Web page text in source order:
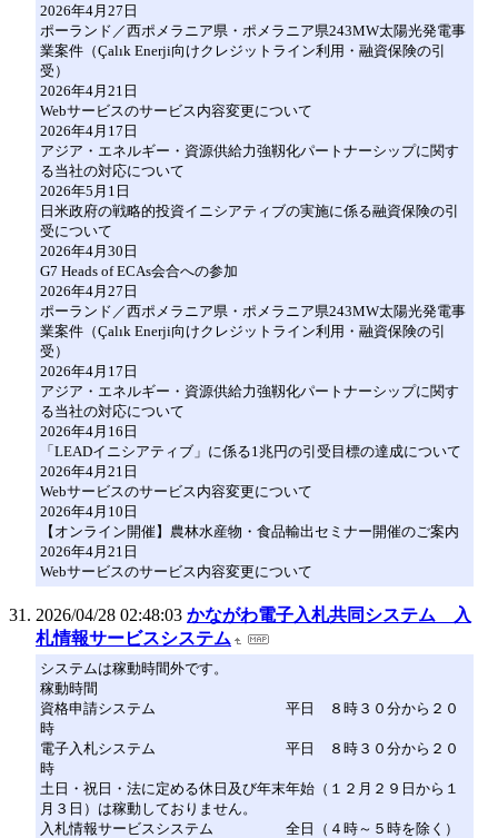
2026年4月27日
ポーランド／西ポメラニア県・ポメラニア県243MW太陽光発電事
業案件（Çalık Enerji向けクレジットライン利用・融資保険の引
受）
2026年4月21日
Webサービスのサービス内容変更について
2026年4月17日
アジア・エネルギー・資源供給力強靱化パートナーシップに関す
る当社の対応について
2026年5月1日
日米政府の戦略的投資イニシアティブの実施に係る融資保険の引
受について
2026年4月30日
G7 Heads of ECAs会合への参加
2026年4月27日
ポーランド／西ポメラニア県・ポメラニア県243MW太陽光発電事
業案件（Çalık Enerji向けクレジットライン利用・融資保険の引
受）
2026年4月17日
アジア・エネルギー・資源供給力強靱化パートナーシップに関す
る当社の対応について
2026年4月16日
「LEADイニシアティブ」に係る1兆円の引受目標の達成について
2026年4月21日
Webサービスのサービス内容変更について
2026年4月10日
【オンライン開催】農林水産物・食品輸出セミナー開催のご案内
2026年4月21日
Webサービスのサービス内容変更について
2026/04/28 02:48:03 かながわ電子入札共同システム 入
札情報サービスシステム
システムは稼動時間外です。
稼動時間
資格申請システム 平日 ８時３０分から２０
時
電子入札システム 平日 ８時３０分から２０
時
土日・祝日・法に定める休日及び年末年始（１２月２９日から１
月３日）は稼動しておりません。
入札情報サービスシステム 全日（４時～５時を除く）